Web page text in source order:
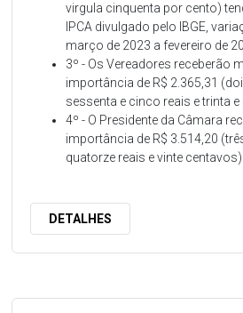
virgula cinquenta por cento)
IPCA divulgado pelo IBGE,
março de 2023 a fevereiro de
3º - Os Vereadores receberão
importância de R$ 2.365,31
sessenta e cinco reais e trinta e
4º - O Presidente da Câmara
importância de R$ 3.514,20
quatorze reais e vinte centavos).
DETALHES